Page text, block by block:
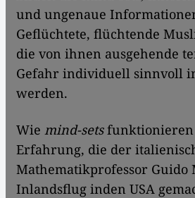
und ungenaue
Geflüchtete, flüchtende
die von ihnen ausgehende
Gefahr individuell sinnvoll
werden.
Wie mind-setsfunktionieren
Erfahrung, die der
Mathematikprofessor Guido
Inlandsflug inden USA